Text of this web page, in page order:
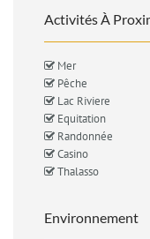
Activités À
Mer
Pêche
Lac Riviere
Equitation
Randonnée
Casino
Thalasso
Environnement